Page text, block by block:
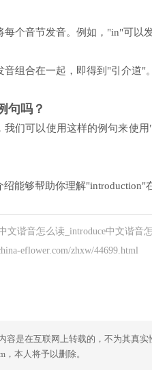
每个音节发音。例如，"in"可以
组合在一起，即得到"引介道"。
句吗？
我们可以使用这样的例句来使
能够帮助你理解"introduction"
文谐音怎么读_introduce中文谐音
eflower.com/zhxw/44699.html
容是在互联网上转载的，不为其真
，本人将予以删除。